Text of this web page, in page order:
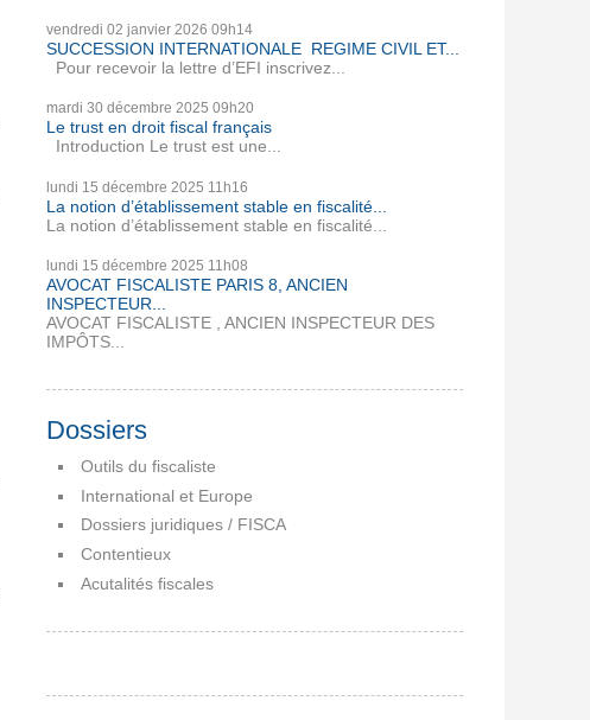
vendredi 02 janvier 2026 09h14
SUCCESSION INTERNATIONALE REGIME CIVIL ET...
Pour recevoir la lettre d’EFI inscrivez...
mardi 30 décembre 2025 09h20
Le trust en droit fiscal français
Introduction Le trust est une...
lundi 15 décembre 2025 11h16
La notion d’établissement stable en fiscalité...
La notion d’établissement stable en fiscalité...
lundi 15 décembre 2025 11h08
AVOCAT FISCALISTE PARIS 8, ANCIEN
INSPECTEUR...
AVOCAT FISCALISTE , ANCIEN INSPECTEUR DES
IMPÔTS...
Dossiers
Outils du fiscaliste
International et Europe
Dossiers juridiques / FISCA
Contentieux
Acutalités fiscales